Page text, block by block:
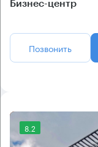
Бизнес-центр
Позвонить
8.2